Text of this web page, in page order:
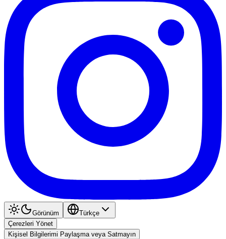
Görünüm
Türkçe
Çerezleri Yönet
Kişisel Bilgilerimi Paylaşma veya Satmayın